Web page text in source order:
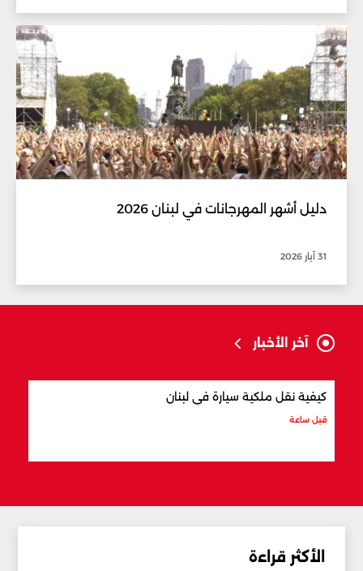
دليل أشهر المهرجانات في لبنان 2026
31 أيار 2026
آخر الأخبار
كيفية نقل ملكية سيارة في لبنان
قبل ساعة
الأكثر قراءة